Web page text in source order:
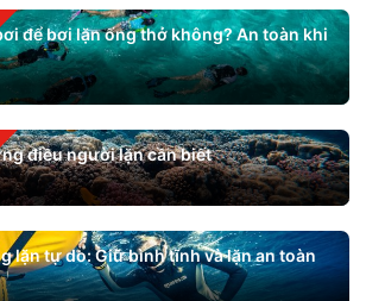
để bơi lặn ống thở không? An toàn khi
điều người lặn cần biết
lặn tự do: Giữ bình tĩnh và lặn an toàn